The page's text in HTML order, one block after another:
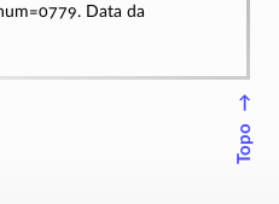
Data da
↑
Topo